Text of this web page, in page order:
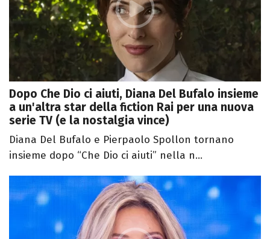
Dopo Che Dio ci aiuti, Diana Del Bufalo insieme
a un'altra star della fiction Rai per una nuova
serie TV (e la nostalgia vince)
Diana Del Bufalo e Pierpaolo Spollon tornano
insieme dopo “Che Dio ci aiuti” nella n...